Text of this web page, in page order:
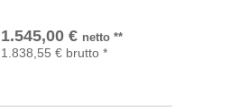
1.545,00 € netto**
1.838,55 € brutto *
In den Warenkorb